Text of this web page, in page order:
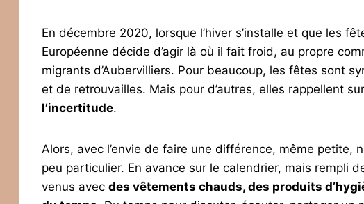
En décembre 2020, lorsque l’hiver s’installe et que les
Européenne décide d’agir là où il fait froid, au propre
migrants d’Aubervilliers. Pour beaucoup, les fêtes sont
et de retrouvailles. Mais pour d’autres, elles rappellent
l’incertitude.
Alors, avec l’envie de faire une différence, même petite,
peu particulier. En avance sur le calendrier, mais rempli
venus avec des vêtements chauds, des produits